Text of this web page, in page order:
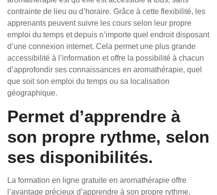
contrainte de lieu ou d’horaire. Grâce à cette flexibilité, les
apprenants peuvent suivre les cours selon leur propre
emploi du temps et depuis n’importe quel endroit disposant
d’une connexion internet. Cela permet une plus grande
accessibilité à l’information et offre la possibilité à chacun
d’approfondir ses connaissances en aromathérapie, quel
que soit son emploi du temps ou sa localisation
géographique.
Permet d’apprendre à
son propre rythme, selon
ses disponibilités.
La formation en ligne gratuite en aromathérapie offre
l’avantage précieux d’apprendre à son propre rythme,